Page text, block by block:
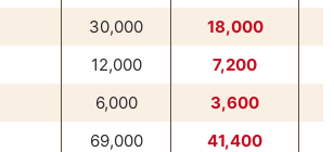
30,000
18,000
12,000
7,200
6,000
3,600
69,000
41,400